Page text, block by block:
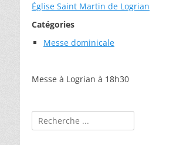
Église Saint Martin de Logrian
Catégories
Messe dominicale
Messe à Logrian à 18h30
Rechercher :